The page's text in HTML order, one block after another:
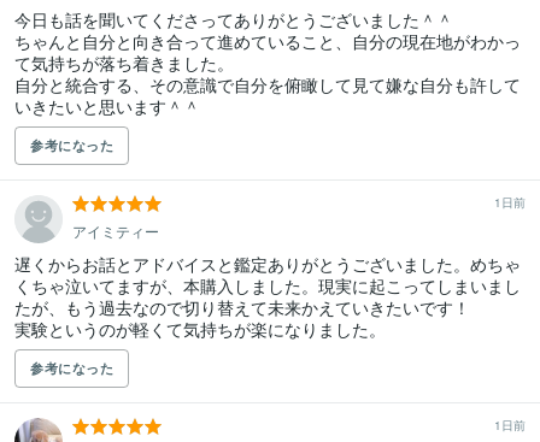
今日も話を聞いてくださってありがとうございました＾＾
ちゃんと自分と向き合って進めていること、自分の現在地がわかっ
て気持ちが落ち着きました。
自分と統合する、その意識で自分を俯瞰して見て嫌な自分も許して
いきたいと思います＾＾
参考になった
1日前
アイミティー
遅くからお話とアドバイスと鑑定ありがとうございました。めちゃ
くちゃ泣いてますが、本購入しました。現実に起こってしまいまし
たが、もう過去なので切り替えて未来かえていきたいです！
実験というのが軽くて気持ちが楽になりました。
参考になった
1日前